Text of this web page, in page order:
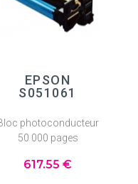
EPSON
S051061
photoconducteur
50 000 pages
617.55 €